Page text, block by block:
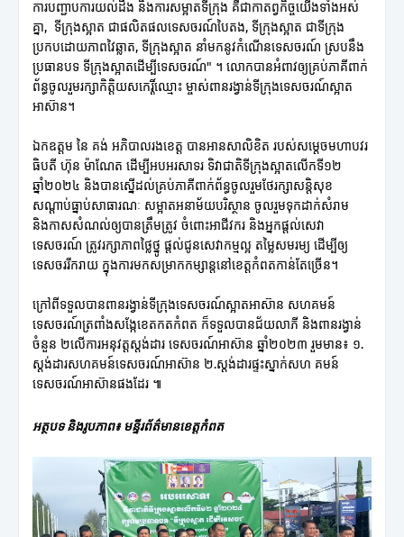
ការបញ្ជាបការយល់ដឹង និងការសម្អាតទីក្រុង គឺជាកាតព្វកិច្ចយើងទាំងអស់
គ្នា, ទីក្រុងស្អាត ជាផលិតផលទេសចរណ៍បៃតង, ទីក្រុងស្អាត ជាទីក្រុង
ប្រកបដោយភាពវៃឆ្លាត, ទីក្រុងស្អាត នាំមកនូវកំណើនទេសចរណ៍ ស្របនឹង
ប្រធានបទ ទីក្រុងស្អាតដើម្បីទេសចរណ៍" ។ លោកបានអំពាវឲ្យគ្រប់ភាគីពាក់
ព័ន្ធចូលរួមរក្សាកិត្តិយសកេរ្តិ៍ឈ្មោះ ម្ចាស់ពានរង្វាន់ទីក្រុងទេសចរណ៍ស្អាត
អាស៊ាន។
ឯកឧត្តម នៃ គង់ អភិបាលរងខេត្ត បានអានសាលិខិត របស់សម្តេចមហាបវរ
ធិបតី ហ៊ុន ម៉ាណែត ដើម្បីអបអរសាទរ ទិវាជាតិទីក្រុងស្អាតលើកទី១២
ឆ្នាំ២០២៤ និងបានស្នើដល់គ្រប់ភាគីពាក់ព័ន្ធចូលរួមថែរក្សាសន្តិសុខ
សណ្តាប់ធ្នាប់សាធារណៈ សម្អាតអនាម័យបរិស្ថាន ចូលរួមទុកដាក់សំរាម
និងកាសសំណល់ឲ្យបានត្រឹមត្រូវ ចំពោះអាជីវករ និងអ្នកផ្តល់សេវា
ទេសចរណ៍ ត្រូវរក្សាភាពថ្លៃថ្នូ ផ្តល់ជូនសេវាកម្មល្អ តម្លៃសមរម្យ ដើម្បីឲ្យ
ទេសចររីករាយ ក្នុងការមកសម្រាកកម្សាន្តនៅខេត្តកំពតកាន់តែច្រើន។
ក្រៅពីទទួលបានពានរង្វាន់ទីក្រុងទេសចរណ៍ស្អាតអាស៊ាន សហគមន៍
ទេសចរណ៍ត្រពាំងសង្កែខេតកតកំពត ក៏ទទួលបានជ័យលាភី និងពានរង្វាន់
ចំនួន ២លើការអនុវត្តស្តង់ដារ ទេសចរណ៍អាស៊ាន ឆ្នាំ២០២៣ រួមមាន៖ ១.
ស្ដង់ដារសហគមន៍ទេសចរណ៍អាស៊ាន ២.ស្ដង់ដារផ្ទះស្នាក់សហ គមន៍
ទេសចរណ៍អាស៊ានផងដែរ ៕
អត្ថបទ និងរូបភាព៖ មន្ទីរព័ត៌មានខេត្តកំពត